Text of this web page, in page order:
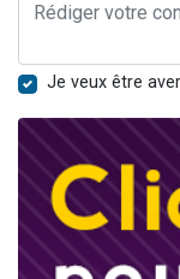
Je veux être